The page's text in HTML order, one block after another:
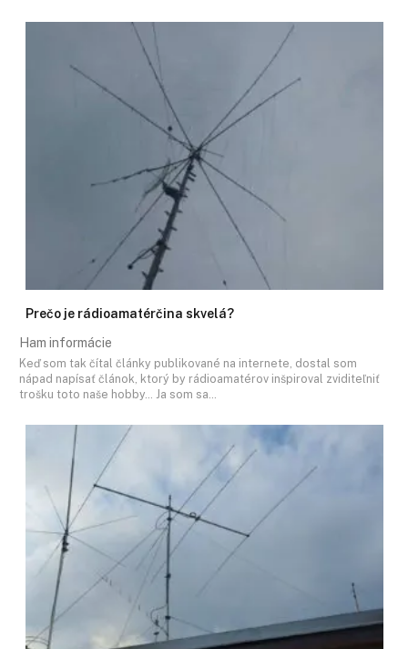
Prečo je rádioamatérčina skvelá?
Ham informácie
Keď som tak čítal články publikované na internete, dostal som
nápad napísať článok, ktorý by rádioamatérov inšpiroval zviditeľniť
trošku toto naše hobby… Ja som sa…